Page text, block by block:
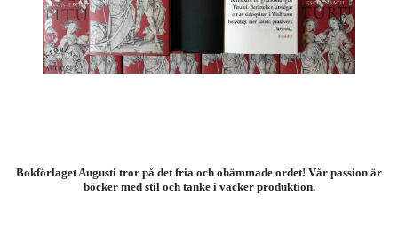
Bokförlaget Augusti tror på det fria och ohämmade ordet! Vår passion är
böcker med stil och tanke i vacker produktion.